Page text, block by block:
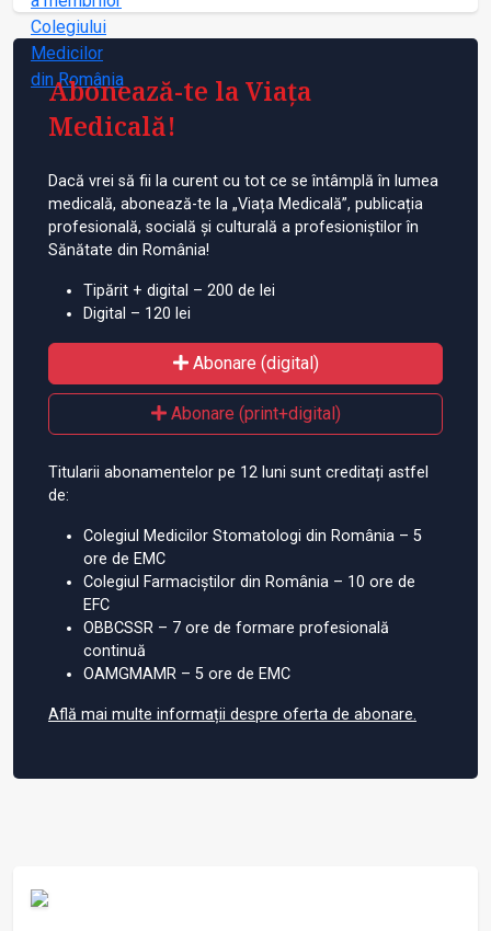
Abonează-te la Viața
Medicală!
Dacă vrei să fii la curent cu tot ce se întâmplă în lumea
medicală, abonează-te la „Viața Medicală”, publicația
profesională, socială și culturală a profesioniștilor în
Sănătate din România!
Tipărit + digital – 200 de lei
Digital – 120 lei
Abonare (digital)
Abonare (print+digital)
Titularii abonamentelor pe 12 luni sunt creditați astfel
de:
Colegiul Medicilor Stomatologi din România – 5
ore de EMC
Colegiul Farmaciștilor din România – 10 ore de
EFC
OBBCSSR – 7 ore de formare profesională
continuă
OAMGMAMR – 5 ore de EMC
Află mai multe informații despre oferta de abonare.